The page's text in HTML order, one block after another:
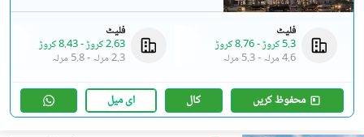
فلیٹ
5.3 کروڑ
-8.76 کروڑ
4.6 مرلہ
-5.3 مرلہ
فلیٹ
2.63 کروڑ
-8.43 کروڑ
2.3 مرلہ
-5.8 مرلہ
محفوظ کریں کال ای میل